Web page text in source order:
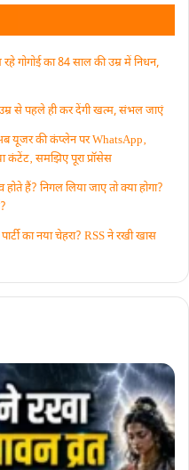
गोगोई का 84 साल की उम्र में निधन,
से पहले ही कर देंगी खत्म, संभल जाएं
यूजर की कंप्लेन पर WhatsApp‚
कंटेंट‚ समझिए पूरा प्रॉसेस
हैं? निगल लिया जाए तो क्या होगा?
का नया चेहरा? RSS ने रखी खास